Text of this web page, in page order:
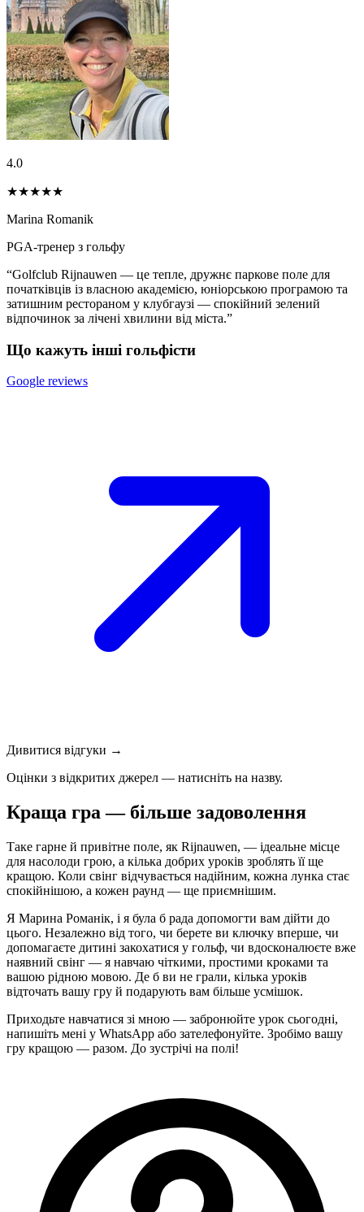
4.0
★★★★★
Marina Romanik
PGA-тренер з гольфу
“Golfclub Rijnauwen — це тепле, дружнє паркове поле для
початківців із власною академією, юніорською програмою та
затишним рестораном у клубгаузі — спокійний зелений
відпочинок за лічені хвилини від міста.”
Що кажуть інші гольфісти
Google reviews
Дивитися відгуки →
Оцінки з відкритих джерел — натисніть на назву.
Краща гра — більше задоволення
Таке гарне й привітне поле, як Rijnauwen, — ідеальне місце
для насолоди грою, а кілька добрих уроків зроблять її ще
кращою. Коли свінг відчувається надійним, кожна лунка стає
спокійнішою, а кожен раунд — ще приємнішим.
Я Марина Романік, і я була б рада допомогти вам дійти до
цього. Незалежно від того, чи берете ви ключку вперше, чи
допомагаєте дитині закохатися у гольф, чи вдосконалюєте вже
наявний свінг — я навчаю чіткими, простими кроками та
вашою рідною мовою. Де б ви не грали, кілька уроків
відточать вашу гру й подарують вам більше усмішок.
Приходьте навчатися зі мною — забронюйте урок сьогодні,
напишіть мені у WhatsApp або зателефонуйте. Зробімо вашу
гру кращою — разом. До зустрічі на полі!